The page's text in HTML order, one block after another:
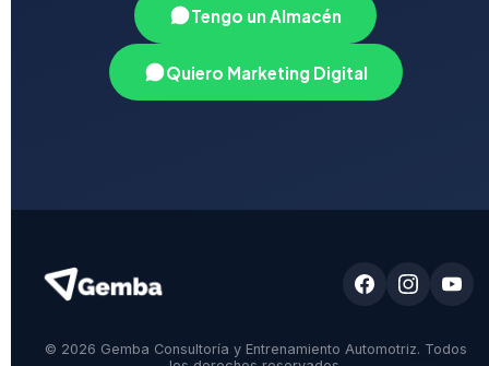
Tengo un Almacén
Quiero Marketing Digital
© 2026 Gemba Consultoría y Entrenamiento Automotriz. Todos